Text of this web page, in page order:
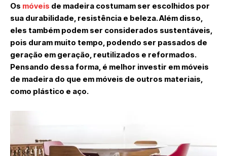
Os móveis de madeira costumam ser escolhidos por
sua durabilidade, resistência e beleza. Além disso,
eles também podem ser considerados sustentáveis,
pois duram muito tempo, podendo ser passados de
geração em geração, reutilizados e reformados.
Pensando dessa forma, é melhor investir em móveis
de madeira do que em móveis de outros materiais,
como plástico e aço.